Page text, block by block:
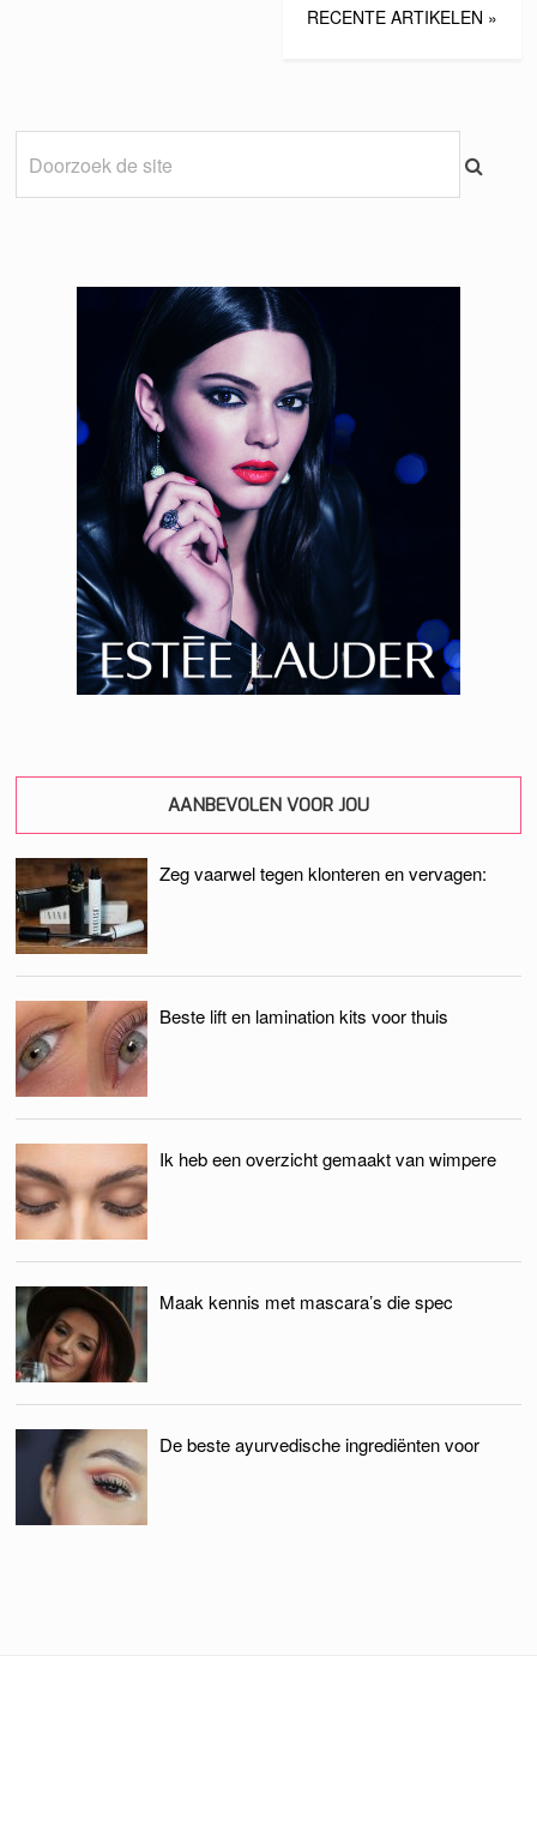
RECENTE ARTIKELEN »
AANBEVOLEN VOOR JOU
Zeg vaarwel tegen klonteren en vervagen:
Beste lift en lamination kits voor thuis
Ik heb een overzicht gemaakt van wimpere
Maak kennis met mascara’s die spec
De beste ayurvedische ingrediënten voor